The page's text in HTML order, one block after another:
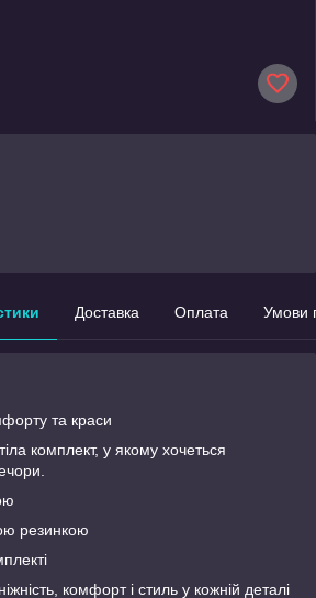
Доставка Оплата Умови
та краси
комплект, у якому хочеться
резинкою
комфорт і стиль у кожній деталі